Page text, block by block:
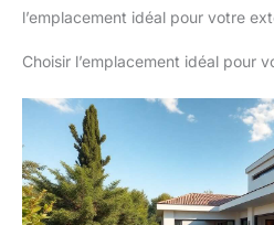
l’emplacement idéal pour votre
Choisir l’emplacement idéal pour